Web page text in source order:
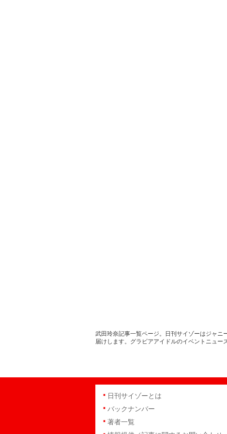
武田玲奈記事一覧ページ。日刊サイゾーはジャ
届けします。グラビアアイドルのイベントニュ
日刊サイゾーとは
バックナンバー
著者一覧